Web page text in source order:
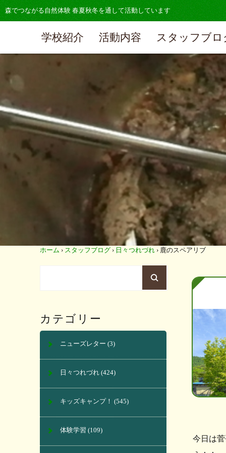
森でつながる自然体験 春夏秋冬を通して活動しています
学校紹介 活動内容 スタッフブロ
ホーム › スタッフブログ › 日々つれづれ › 鹿のスペアリブ
今日は
カテゴリー
ニューズレター (3)
日々つれづれ (424)
キッズキャンプ！ (545)
体験学習 (109)